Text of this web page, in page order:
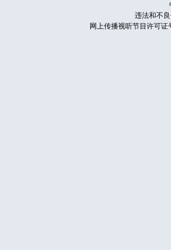
违法和不
网上传播视听节目许可证